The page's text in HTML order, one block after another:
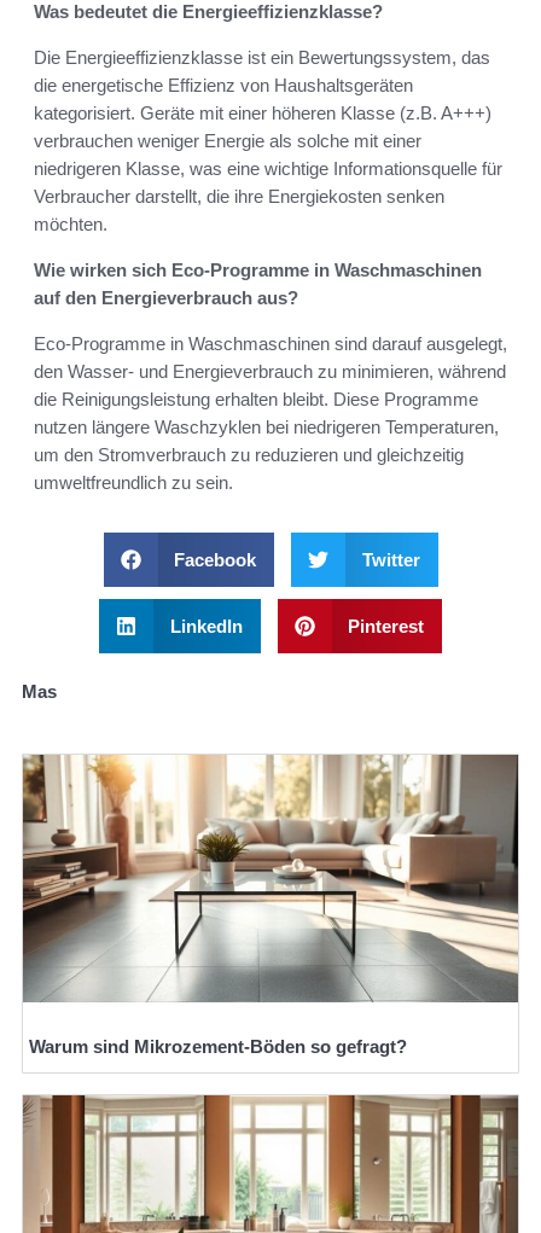
Was bedeutet die Energieeffizienzklasse?
Die Energieeffizienzklasse ist ein Bewertungssystem, das
die energetische Effizienz von Haushaltsgeräten
kategorisiert. Geräte mit einer höheren Klasse (z.B. A+++)
verbrauchen weniger Energie als solche mit einer
niedrigeren Klasse, was eine wichtige Informationsquelle für
Verbraucher darstellt, die ihre Energiekosten senken
möchten.
Wie wirken sich Eco-Programme in Waschmaschinen
auf den Energieverbrauch aus?
Eco-Programme in Waschmaschinen sind darauf ausgelegt,
den Wasser- und Energieverbrauch zu minimieren, während
die Reinigungsleistung erhalten bleibt. Diese Programme
nutzen längere Waschzyklen bei niedrigeren Temperaturen,
um den Stromverbrauch zu reduzieren und gleichzeitig
umweltfreundlich zu sein.
Facebook Twitter
LinkedIn Pinterest
Mas
Warum sind Mikrozement-Böden so gefragt?